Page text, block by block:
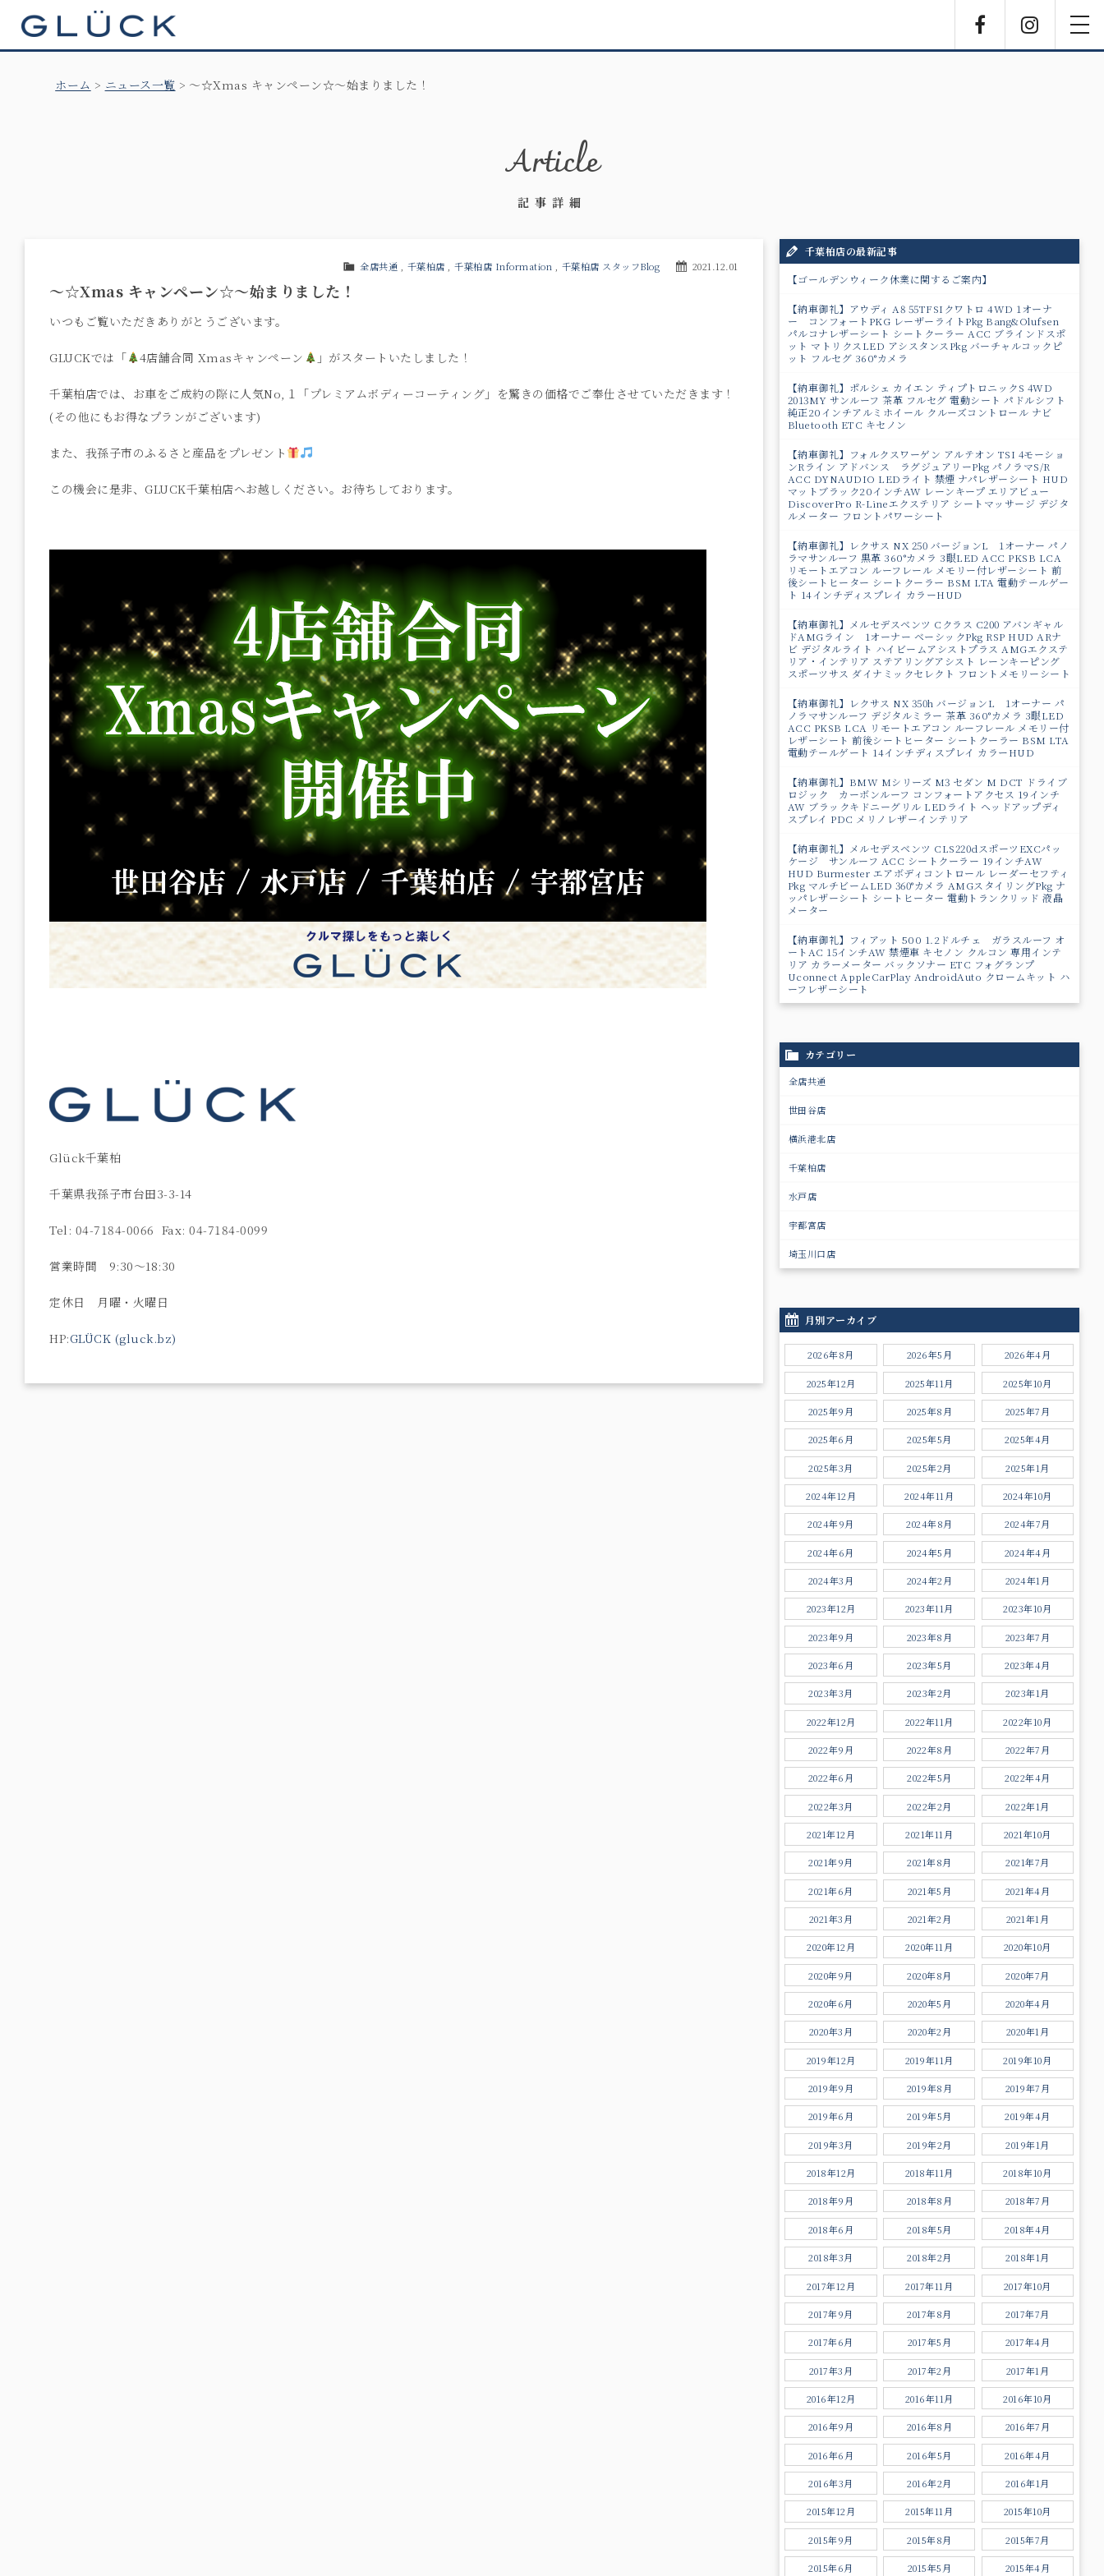
ホーム ニュース一覧 ～☆Xmas キャンペーン☆～始まりました！
Article
記事詳細
2021.12.01
全店共通 千葉柏店 ,千葉柏店 Information 千葉柏店 スタッフBlog
～☆Xmas キャンペーン☆～始まりました！
いつもご覧いただきありがとうございます。
GLUCKでは「 4店舗合同 Xmasキャンペーン 」がスタートいたしました！
千葉柏店では、お車をご成約の際に人気No,１「プレミアムボディーコーティング」を驚きの価格でご奉仕させていただきます！
(その他にもお得なプランがございます)
また、我孫子市のふるさと産品をプレゼント
この機会に是非、GLUCK千葉柏店へお越しください。お待ちしております。
Glück千葉柏
千葉県我孫子市台田3-3-14
Tel: 04-7184-0066 Fax: 04-7184-0099
営業時間 9:30〜18:30
定休日 月曜・火曜日
HP:GLÜCK (gluck.bz)
千葉柏店の最新記事
【ゴールデンウィーク休業に関するご案内】
【納車御礼】アウディ A8 55TFSIクワトロ 4WD 1オーナ
ー コンフォートPKG レーザーライトPkg Bang&Olufsen
パルコナレザーシート シートクーラー ACC ブラインドスポ
ット マトリクスLED アシスタンスPkg バーチャルコックピ
ット フルセグ 360°カメラ
【納車御礼】ポルシェ カイエン ティプトロニックS 4WD
2013MY サンルーフ 茶革 フルセグ 電動シート パドルシフト
純正20インチアルミホイール クルーズコントロール ナビ
Bluetooth ETC キセノン
【納車御礼】フォルクスワーゲン アルテオン TSI 4モーショ
ンRライン アドバンス ラグジュアリーPkg パノラマS/R
ACC DYNAUDIO LEDライト 禁煙 ナパレザーシート HUD
マットブラック20インチAW レーンキープ エリアビュー
DiscoverPro R-Lineエクステリア シートマッサージ デジタ
ルメーター フロントパワーシート
【納車御礼】レクサス NX 250 バージョンL 1オーナー パノ
ラマサンルーフ 黒革 360°カメラ 3眼LED ACC PKSB LCA
リモートエアコン ルーフレール メモリー付レザーシート 前
後シートヒーター シートクーラー BSM LTA 電動テールゲー
ト 14インチディスプレイ カラーHUD
【納車御礼】メルセデスベンツ Cクラス C200 アバンギャル
ドAMGライン 1オーナー ベーシックPkg RSP HUD ARナ
ビ デジタルライト ハイビームアシストプラス AMGエクステ
リア・インテリア ステアリングアシスト レーンキーピング
スポーツサス ダイナミックセレクト フロントメモリーシート
【納車御礼】レクサス NX 350h バージョンL 1オーナー パ
ノラマサンルーフ デジタルミラー 茶革 360°カメラ 3眼LED
ACC PKSB LCA リモートエアコン ルーフレール メモリー付
レザーシート 前後シートヒーター シートクーラー BSM LTA
電動テールゲート 14インチディスプレイ カラーHUD
【納車御礼】BMW Mシリーズ M3 セダン M DCT ドライブ
ロジック カーボンルーフ コンフォートアクセス 19インチ
AW ブラックキドニーグリル LEDライト ヘッドアップディ
スプレイ PDC メリノレザーインテリア
【納車御礼】メルセデスベンツ CLS220dスポーツEXCパッ
ケージ サンルーフ ACC シートクーラー 19インチAW
HUD Burmester エアボディコントロール レーダーセフティ
Pkg マルチビームLED 360°カメラ AMGスタイリングPkg ナ
ッパレザーシート シートヒーター 電動トランクリッド 液晶
メーター
【納車御礼】フィアット 500 1.2ドルチェ ガラスルーフ オ
ートAC 15インチAW 禁煙車 キセノン クルコン 専用インテ
リア カラーメーター バックソナー ETC フォグランプ
Uconnect AppleCarPlay AndroidAuto クロームキット ハ
ーフレザーシート
カテゴリー
全店共通
世田谷店
横浜港北店
千葉柏店
水戸店
宇都宮店
埼玉川口店
月別アーカイブ
2026年8月 2026年5月 2026年4月
2025年12月 2025年11月 2025年10月
2025年9月 2025年8月 2025年7月
2025年6月 2025年5月 2025年4月
2025年3月 2025年2月 2025年1月
2024年12月 2024年11月 2024年10月
2024年9月 2024年8月 2024年7月
2024年6月 2024年5月 2024年4月
2024年3月 2024年2月 2024年1月
2023年12月 2023年11月 2023年10月
2023年9月 2023年8月 2023年7月
2023年6月 2023年5月 2023年4月
2023年3月 2023年2月 2023年1月
2022年12月 2022年11月 2022年10月
2022年9月 2022年8月 2022年7月
2022年6月 2022年5月 2022年4月
2022年3月 2022年2月 2022年1月
2021年12月 2021年11月 2021年10月
2021年9月 2021年8月 2021年7月
2021年6月 2021年5月 2021年4月
2021年3月 2021年2月 2021年1月
2020年12月 2020年11月 2020年10月
2020年9月 2020年8月 2020年7月
2020年6月 2020年5月 2020年4月
2020年3月 2020年2月 2020年1月
2019年12月 2019年11月 2019年10月
2019年9月 2019年8月 2019年7月
2019年6月 2019年5月 2019年4月
2019年3月 2019年2月 2019年1月
2018年12月 2018年11月 2018年10月
2018年9月 2018年8月 2018年7月
2018年6月 2018年5月 2018年4月
2018年3月 2018年2月 2018年1月
2017年12月 2017年11月 2017年10月
2017年9月 2017年8月 2017年7月
2017年6月 2017年5月 2017年4月
2017年3月 2017年2月 2017年1月
2016年12月 2016年11月 2016年10月
2016年9月 2016年8月 2016年7月
2016年6月 2016年5月 2016年4月
2016年3月 2016年2月 2016年1月
2015年12月 2015年11月 2015年10月
2015年9月 2015年8月 2015年7月
2015年6月 2015年5月 2015年4月